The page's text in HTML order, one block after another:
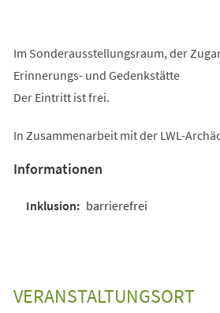
Im Sonderausstellungsraum, der
Erinnerungs- und Gedenkstätte
Der Eintritt ist frei.
In Zusammenarbeit mit der LWL-
Informationen
barrierefrei
VERANSTALTUNGSORT